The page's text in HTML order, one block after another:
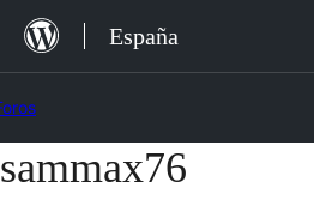
Saltar
España
Saltar
sammax76